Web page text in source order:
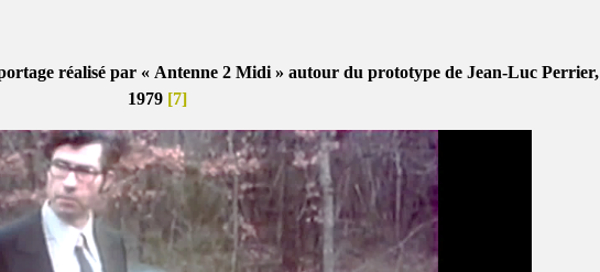
réalisé par « Antenne 2 Midi » autour du prototype de Jean-Luc Perrier,
1979 [7]